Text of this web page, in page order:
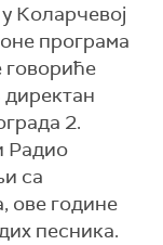
Коларчевој
програма
говориће
2.
Радио
са
ове године
песника.